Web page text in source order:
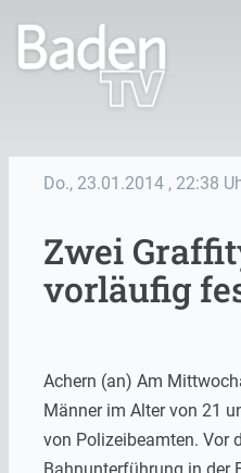
Do., 23.01.2014 , 22:38
Zwei
vorläufig
Achern (an) Am
Männer im Alter von 21
von Polizeibeamten. Vor